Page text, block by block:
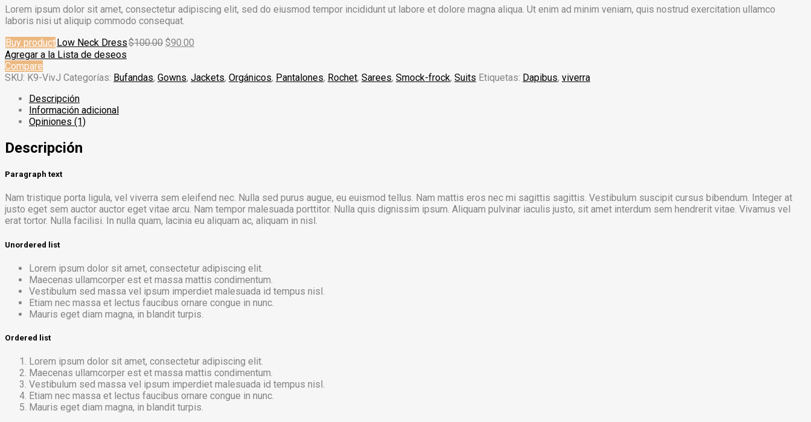
Lorem ipsum dolor sit amet, consectetur adipiscing elit, sed do eiusmod tempor incididunt ut labore et dolore magna aliqua. Ut enim ad minim veniam, quis nostrud exercitation ullamco
laboris nisi ut aliquip commodo consequat.
Buy product Low Neck Dress$100.00 $90.00
Agregar a la Lista de deseos
Compare
SKU: K9-VivJ Categorías: Bufandas, Gowns‎, Jackets‎, Orgánicos, Pantalones, Rochet, Sarees, Smock-frock, Suits Etiquetas: Dapibus, viverra
Descripción
Información adicional
Opiniones (1)
Descripción
Paragraph text
Nam tristique porta ligula, vel viverra sem eleifend nec. Nulla sed purus augue, eu euismod tellus. Nam mattis eros nec mi sagittis sagittis. Vestibulum suscipit cursus bibendum. Integer at
justo eget sem auctor auctor eget vitae arcu. Nam tempor malesuada porttitor. Nulla quis dignissim ipsum. Aliquam pulvinar iaculis justo, sit amet interdum sem hendrerit vitae. Vivamus vel
erat tortor. Nulla facilisi. In nulla quam, lacinia eu aliquam ac, aliquam in nisl.
Unordered list
Lorem ipsum dolor sit amet, consectetur adipiscing elit.
Maecenas ullamcorper est et massa mattis condimentum.
Vestibulum sed massa vel ipsum imperdiet malesuada id tempus nisl.
Etiam nec massa et lectus faucibus ornare congue in nunc.
Mauris eget diam magna, in blandit turpis.
Ordered list
Lorem ipsum dolor sit amet, consectetur adipiscing elit.
Maecenas ullamcorper est et massa mattis condimentum.
Vestibulum sed massa vel ipsum imperdiet malesuada id tempus nisl.
Etiam nec massa et lectus faucibus ornare congue in nunc.
Mauris eget diam magna, in blandit turpis.